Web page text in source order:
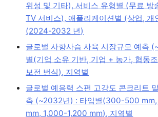
위성 및 기타), 서비스 유형별 (무료 방
TV 서비스), 애플리케이션별 (상업, 개
(2024-2032 년)
글로벌 사향사슴 사육 시장규모 예측
별(기업 소유 기반, 기업 + 농가, 협동
보전 번식), 지역별
글로벌 예응력 스펀 고강도 콘크리트
측 (~2032년) : 타입별(300-500
mm, 1,000-1,200 mm), 지역별